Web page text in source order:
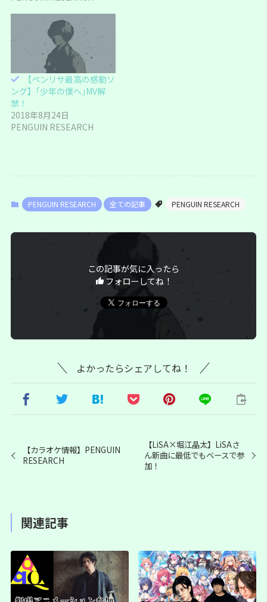
す ウ
ィ
ン
ド
ウ
で
ま
す
)
【ペンリサ最高の感動ソ
ング】｢少年の僕へ｣MV解
禁！
2018年8月24日
PENGUIN RESEARCH
PENGUIN RESEARCH 全ての記事 PENGUIN RESEARCH
この記事が気に入ったら
フォローしてね！
よかったらシェアしてね！
【カラオケ情報】PENGUIN
RESEARCH
【LiSA×堀江晶太】LiSAさ
ん新曲に最低でもベースで参
加！
関連記事